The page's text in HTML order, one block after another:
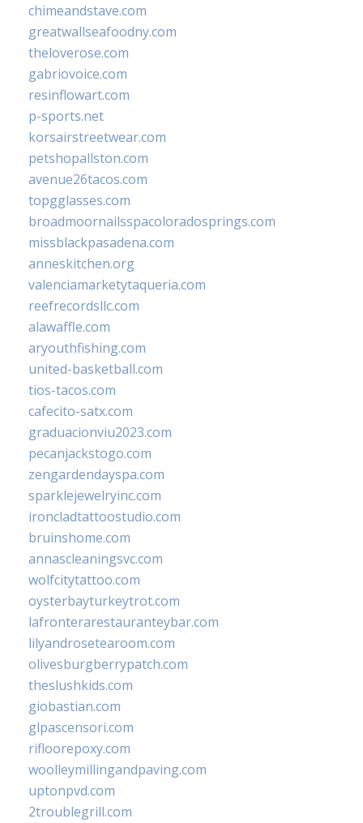
chimeandstave.com
greatwallseafoodny.com
theloverose.com
gabriovoice.com
resinflowart.com
p-sports.net
korsairstreetwear.com
petshopallston.com
avenue26tacos.com
topgglasses.com
broadmoornailsspacoloradosprings.com
missblackpasadena.com
anneskitchen.org
valenciamarketytaqueria.com
reefrecordsllc.com
alawaffle.com
aryouthfishing.com
united-basketball.com
tios-tacos.com
cafecito-satx.com
graduacionviu2023.com
pecanjackstogo.com
zengardendayspa.com
sparklejewelryinc.com
ironcladtattoostudio.com
bruinshome.com
annascleaningsvc.com
wolfcitytattoo.com
oysterbayturkeytrot.com
lafronterarestauranteybar.com
lilyandrosetearoom.com
olivesburgberrypatch.com
theslushkids.com
giobastian.com
glpascensori.com
rifloorepoxy.com
woolleymillingandpaving.com
uptonpvd.com
2troublegrill.com